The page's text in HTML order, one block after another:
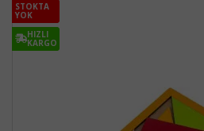
STOKTA
YOK
HIZLI
KARGO
STOKTA
YOK
HIZLI
KARGO